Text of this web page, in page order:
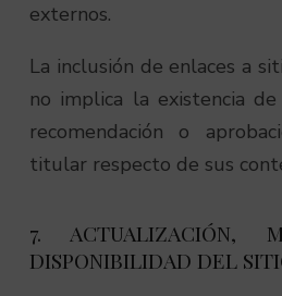
externos.
La inclusión de enlaces a
no implica la existencia de
recomendación o
titular respecto de sus
7. ACTUALIZACIÓN,
DISPONIBILIDAD DEL